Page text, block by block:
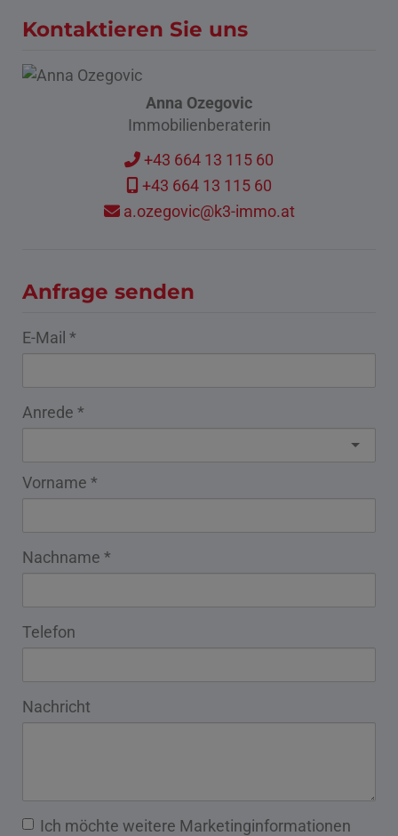
Kontaktieren Sie uns
Anna Ozegovic
Immobilienberaterin
+43 664 13 115 60
+43 664 13 115 60
a.ozegovic@k3-immo.at
Anfrage senden
E-Mail
Anrede
Vorname
Nachname
Telefon
Nachricht
Ich möchte weitere Marketinginformationen